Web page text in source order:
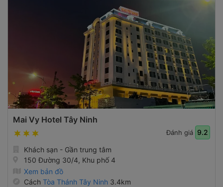
Mai Vy Hotel Tây Ninh
Đánh giá 9.2
Khách sạn - Gần trung tâm
150 Đường 30/4, Khu phố 4
Xem bản đồ
Cách Tòa Thánh Tây Ninh 3.4km